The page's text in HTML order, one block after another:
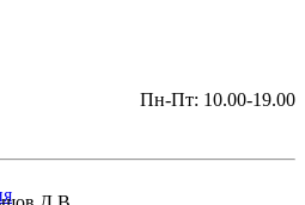
Пн-Пт: 10.00-19.00